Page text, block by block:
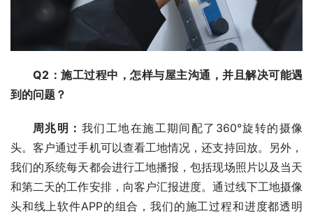
Q2：施工过程中，怎样与屋主沟通，并且解决可能遇
到的问题？
周兆明 ： 我们工地在施工期间配了360°旋转的摄像
头。客户通过手机可以查看工地情况，还支持回放。另外，
我们的系统每天都会进行工地播报，包括现场照片以及当天
和第二天的工作安排，向客户汇报进度。通过线下工地摄像
头和线上软件APP的组合，我们的施工过程和进度都透明